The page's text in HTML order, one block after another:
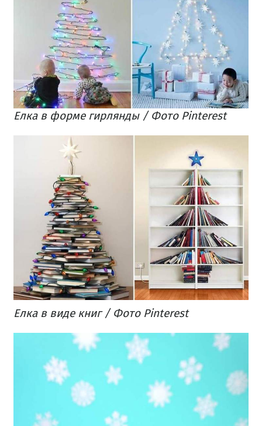
Елка в форме гирлянды / Фото Pinterest
Елка в виде книг / Фото Pinterest